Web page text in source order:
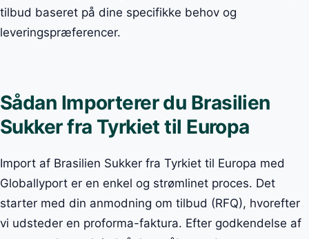
tilbud baseret på dine specifikke behov og
leveringspræferencer.
Sådan Importerer du Brasilien
Sukker fra Tyrkiet til Europa
Import af Brasilien Sukker fra Tyrkiet til Europa med
Globallyport er en enkel og strømlinet proces. Det
starter med din anmodning om tilbud (RFQ), hvorefter
vi udsteder en proforma-faktura. Efter godkendelse af